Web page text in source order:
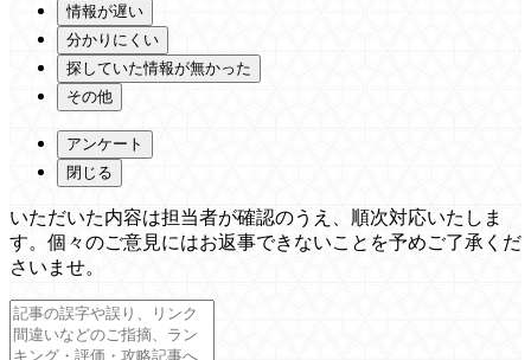
情報が遅い
分かりにくい
探していた情報が無かった
その他
アンケート
閉じる
いただいた内容は担当者が確認のうえ、順次対応いたしま
す。個々のご意見にはお返事できないことを予めご了承くだ
さいませ。